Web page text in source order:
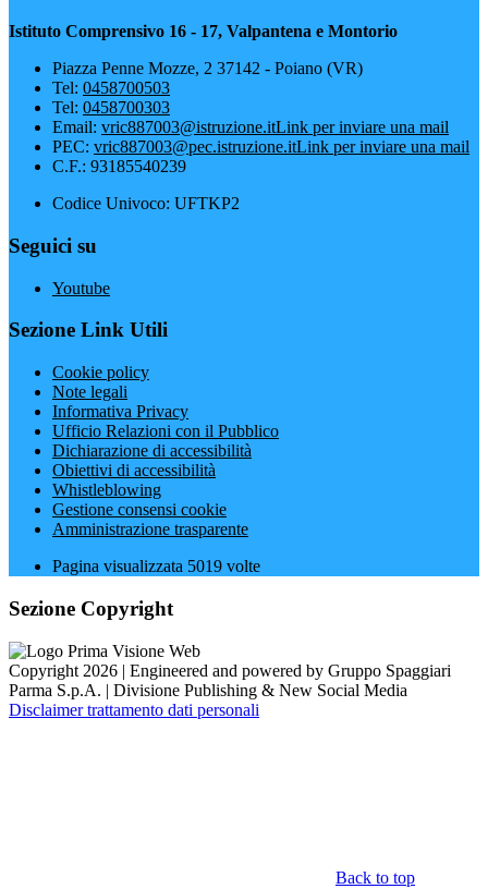
Istituto Comprensivo 16 - 17, Valpantena e Montorio
Piazza Penne Mozze, 2 37142 - Poiano (VR)
Tel: 0458700503
Tel: 0458700303
Email: vric887003@istruzione.itLink per inviare una mail
PEC: vric887003@pec.istruzione.itLink per inviare una mail
C.F.: 93185540239
Codice Univoco: UFTKP2
Seguici su
Youtube
Sezione Link Utili
Cookie policy
Note legali
Informativa Privacy
Ufficio Relazioni con il Pubblico
Dichiarazione di accessibilità
Obiettivi di accessibilità
Whistleblowing
Gestione consensi cookie
Amministrazione trasparente
Pagina visualizzata 5019 volte
Sezione Copyright
Copyright 2026 | Engineered and powered by Gruppo Spaggiari
Parma S.p.A. | Divisione Publishing & New Social Media
Disclaimer trattamento dati personali
Back to top